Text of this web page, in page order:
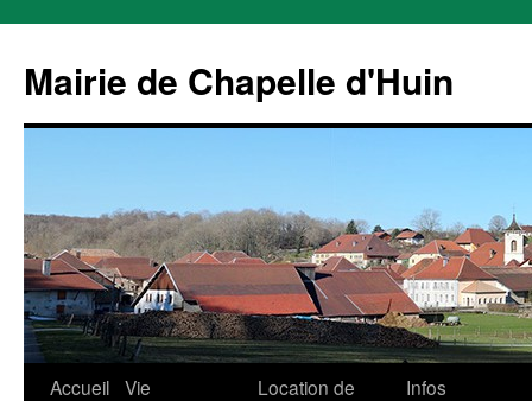
Mairie de Chapelle d'Huin
Aller
Accueil Vie
Location de
Infos